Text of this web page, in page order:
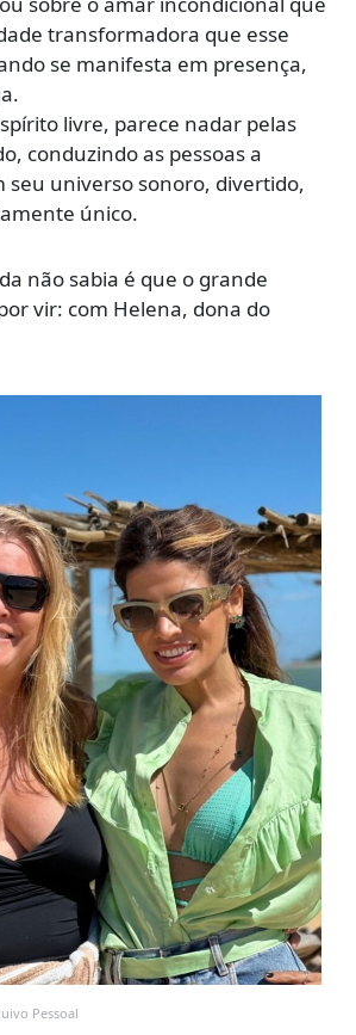
transformadora que esse
se manifesta em presença,
livre, parece nadar pelas
conduzindo as pessoas a
universo sonoro, divertido,
único.
não sabia é que o grande
vir: com Helena, dona do
Pessoal